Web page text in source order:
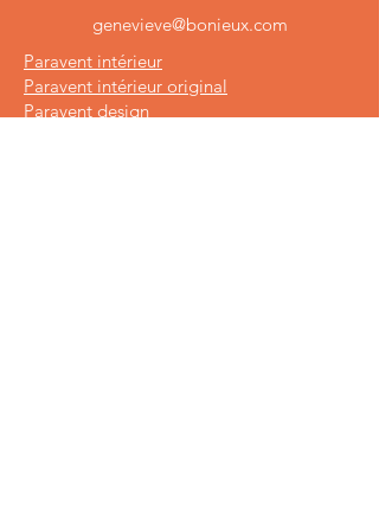
genevieve@bonieux.com
Paravent intérieur
Paravent intérieur original
Paravent design